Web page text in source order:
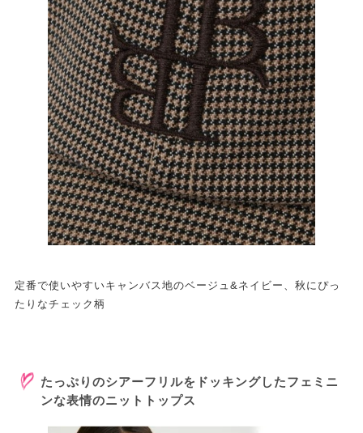
定番で使いやすいキャンバス地のベージュ&ネイビー、秋にぴっ
たりなチェック柄
たっぷりのシアーフリルをドッキングしたフェミニ
ンな表情のニットトップス